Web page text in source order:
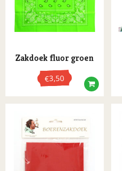
Zakdoek fluor groen
€3,50